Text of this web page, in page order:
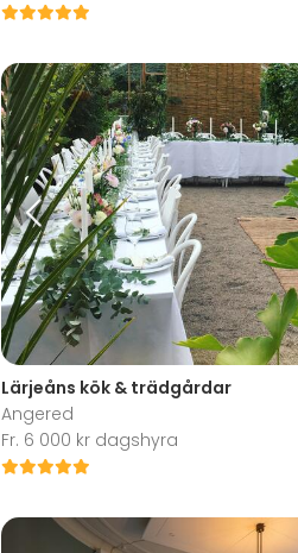
Lärjeåns kök & trädgårdar
Angered
Fr. 6 000 kr dagshyra